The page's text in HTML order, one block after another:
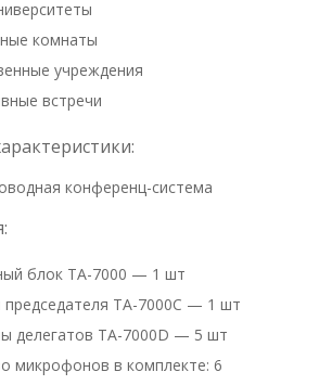
комнаты
учреждения
встречи
конференц-система
блок TA-7000 — 1 шт
TA-7000C — 1 шт
делегатов TA-7000D — 5 шт
микрофонов в комплекте: 6